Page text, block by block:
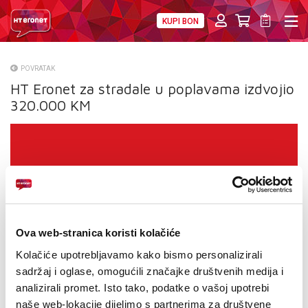
Ova web-stranica koristi kolačiće
Kolačiće upotrebljavamo kako bismo personalizirali
sadržaj i oglase, omogućili značajke društvenih medija i
analizirali promet. Isto tako, podatke o vašoj upotrebi
naše web-lokacije dijelimo s partnerima za društvene
KUPI BON
O NAMA
VELEPRODAJA
E-RAČUN
POVRATAK
HT Eronet za stradale u poplavama izdvojio
320.000 KM